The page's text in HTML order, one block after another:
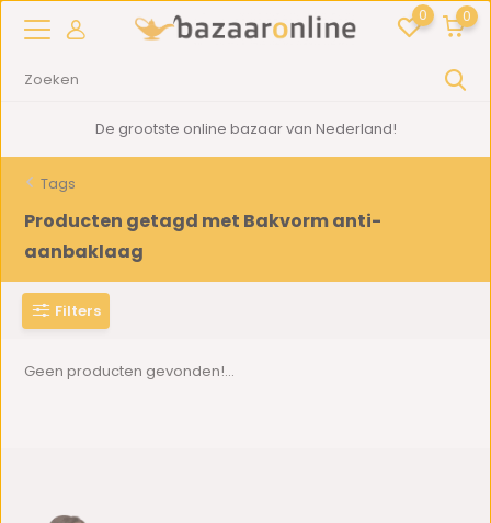
0 0
De grootste online bazaar van Nederland!
Tags
Producten getagd met Bakvorm anti-
aanbaklaag
Filters
Geen producten gevonden!...